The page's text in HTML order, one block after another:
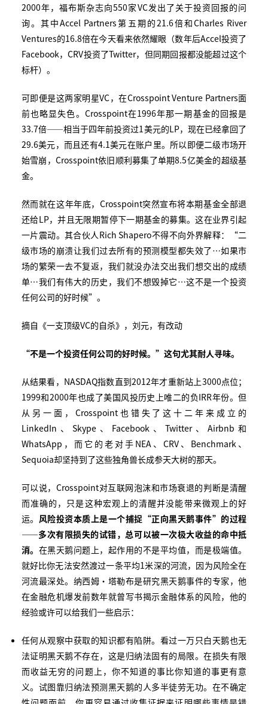
2000年，福布斯杂志向550家VC发出了关于投资回报的问
询。其中Accel Partners第五期的21.6倍和Charles River
Ventures的16.8倍在今天看来依然耀眼（数年后Accel投资了
Facebook，CRV投资了Twitter，但同期回报都没能超过这个
标杆）。
可即便是这两家明星VC，在Crosspoint Venture Partners面
前也略显失色。Crosspoint在1996年那一期基金的回报是
33.7倍——相当于四年前投资过1美元的LP，现在已经拿回了
29.6美元，而且还有4.1美元在账户里。所以即便二级市场开
始雪崩，Crosspoint依旧顺利募集了单期8.5亿美金的超级基
金。
然而就在这年年底，Crosspoint突然宣布将本期基金全部退
还给LP，并且无限期暂停下一期基金的募集。这在业界引起
一片震动。其合伙人Rich Shapero不得不向外界解释：“二
级市场的崩溃让我们过去所有的预测模型都失效了…如果市
场的繁荣一去不复返，我们就没办法交出我们想交出的成绩
单…我们有伟大的历史，我们不想毁掉它…这不是一个投资
任何公司的好时候”。
摘自《一支顶级VC的自杀》，刘元，有改动
“不是一个投资任何公司的好时候。 ” 这句尤其耐人寻味。
从结果看，NASDAQ指数直到2012年才重新站上3000点位；
1999和2000年也成了美国风投历史上唯二的负IRR年份。但
从另一面，Crosspoint也错失了这十二年来成立的
LinkedIn、Skype、Facebook、Twitter、Airbnb和
WhatsApp，而它的老对手NEA、CRV、Benchmark、
Sequoia却坚持到了这些独角兽长成参天大树的那天。
可以说，Crosspoint对互联网泡沫和市场衰退的判断是清醒
而准确的，只是这种宏观上的清醒并没能带来微观上的好
运。 风险投资本质上是一个捕捉 “正向黑天鹅事件” 的过程
——多次有限损失的试错，总可以被一次极大收益的命中抵
消。 在黑天鹅问题上，起作用的不是平均值，而是极端值。
就好比你无法安然渡过一条平均1米深的河流，因为风险全在
河流最深处。纳西姆·塔勒布是研究黑天鹅事件的专家，他
在金融危机爆发前数年就曾写书揭示金融体系的风险，他的
经验或许可以给我们一些启示：
任何从观察中获取的知识都有陷阱。看过一万只白天鹅也无
法证明黑天鹅不存在，这是归纳法固有的局限。在损失有限
而收益无穷的问题上，你不知道的事比你知道的事更有意
义。试图靠归纳法预测黑天鹅的人多半徒劳无功。在不确定